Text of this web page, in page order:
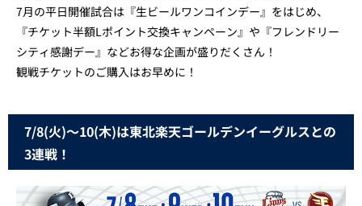
7月の平日開催試合は『生ビールワンコインデー』をはじめ、
『チケット半額Lポイント交換キャンペーン』や『フレンドリー
シティ感謝デー』などお得な企画が盛りだくさん！
観戦チケットのご購入はお早めに！
7/8(火)～10(木)は東北楽天ゴールデンイーグルスとの
3連戦！